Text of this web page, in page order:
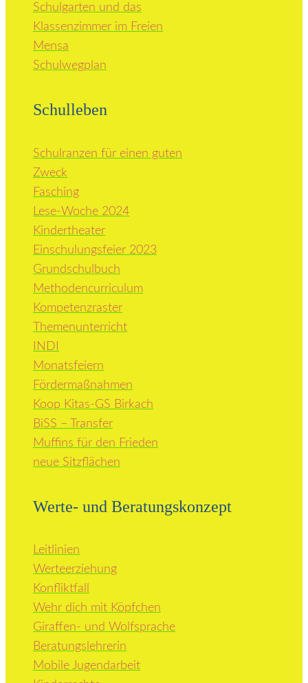
Schulgarten und das
Klassenzimmer im Freien
Mensa
Schulwegplan
Schulleben
Schulranzen für einen guten
Zweck
Fasching
Lese-Woche 2024
Kindertheater
Einschulungsfeier 2023
Grundschulbuch
Methodencurriculum
Kompetenzraster
Themenunterricht
INDI
Monatsfeiern
Fördermaßnahmen
Koop Kitas-GS Birkach
BiSS – Transfer
Muffins für den Frieden
neue Sitzflächen
Werte- und Beratungskonzept
Leitlinien
Werteerziehung
Konfliktfall
Wehr dich mit Köpfchen
Giraffen- und Wolfsprache
Beratungslehrerin
Mobile Jugendarbeit